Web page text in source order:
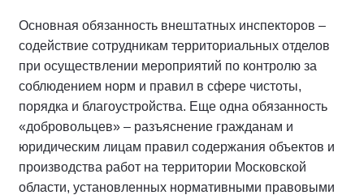
Основная обязанность внештатных инспекторов –
содействие сотрудникам территориальных отделов
при осуществлении мероприятий по контролю за
соблюдением норм и правил в сфере чистоты,
порядка и благоустройства. Еще одна обязанность
«добровольцев» – разъяснение гражданам и
юридическим лицам правил содержания объектов и
производства работ на территории Московской
области, установленных нормативными правовыми